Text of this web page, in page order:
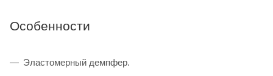
Особенности
Эластомерный демпфер.